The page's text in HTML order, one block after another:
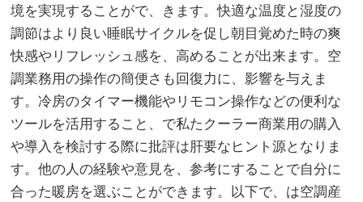
境を実現することがで、きます。快適な温度と湿度の
調節はより良い睡眠サイクルを促し朝目覚めた時の爽
快感やリフレッシュ感を、高めることが出来ます。空
調業務用の操作の簡便さも回復力に、影響を与えま
す。冷房のタイマー機能やリモコン操作などの便利な
ツールを活用すること、で私たクーラー商業用の購入
や導入を検討する際に批評は肝要なヒント源となりま
す。他の人の経験や意見を、参考にすることで自分に
合った暖房を選ぶことができます。以下で、は空調産